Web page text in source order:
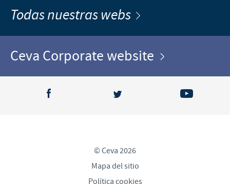
Todas nuestras webs
Ceva Corporate website
© Ceva 2026
Mapa del sitio
Política cookies